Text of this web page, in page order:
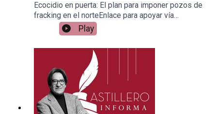
Ecocidio en puerta: El plan para imponer pozos de
fracking en el norteEnlace para apoyar vía
Patreon:https://www.patreon.com/julioastilleroEnl
ace para hacer donaciones vía
PayPal:https://www.paypal.me/julioastilleroCuent
a para hacer transferencias a cuenta BBVA a
nombre de Julio Hernández López:
1539408017CLABE: 012 320 01539408017
2Tienda:https://julioastillerotienda.com/
Play